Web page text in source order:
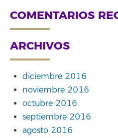
COMENTARIOS
ARCHIVOS
diciembre 2016
noviembre 2016
octubre 2016
septiembre 2016
agosto 2016